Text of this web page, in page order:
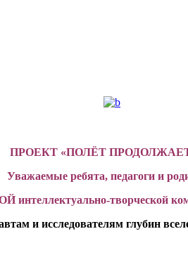
ПРОЕКТ «ПОЛЁТ
Уважаемые ребята, педагоги и
творческой
и исследователям глубин